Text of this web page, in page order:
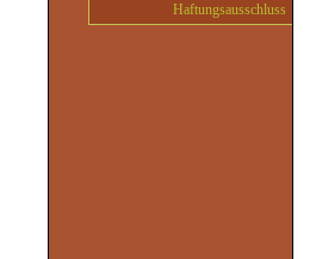
Haftungsausschluss